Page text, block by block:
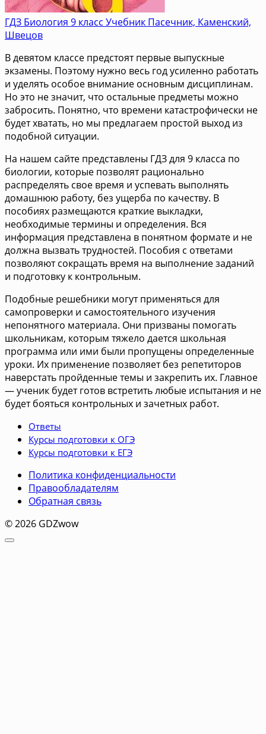
ГДЗ Биология 9 класс Учебник Пасечник, Каменский,
Швецов
В девятом классе предстоят первые выпускные
экзамены. Поэтому нужно весь год усиленно работать
и уделять особое внимание основным дисциплинам.
Но это не значит, что остальные предметы можно
забросить. Понятно, что времени катастрофически не
будет хватать, но мы предлагаем простой выход из
подобной ситуации.
На нашем сайте представлены ГДЗ для 9 класса по
биологии, которые позволят рационально
распределять свое время и успевать выполнять
домашнюю работу, без ущерба по качеству. В
пособиях размещаются краткие выкладки,
необходимые термины и определения. Вся
информация представлена в понятном формате и не
должна вызвать трудностей. Пособия с ответами
позволяют сокращать время на выполнение заданий
и подготовку к контрольным.
Подобные решебники могут применяться для
самопроверки и самостоятельного изучения
непонятного материала. Они призваны помогать
школьникам, которым тяжело дается школьная
программа или ими были пропущены определенные
уроки. Их применение позволяет без репетиторов
наверстать пройденные темы и закрепить их. Главное
— ученик будет готов встретить любые испытания и не
будет бояться контрольных и зачетных работ.
Ответы
Курсы подготовки к ОГЭ
Курсы подготовки к ЕГЭ
Политика конфиденциальности
Правообладателям
Обратная связь
© 2026 GDZwow